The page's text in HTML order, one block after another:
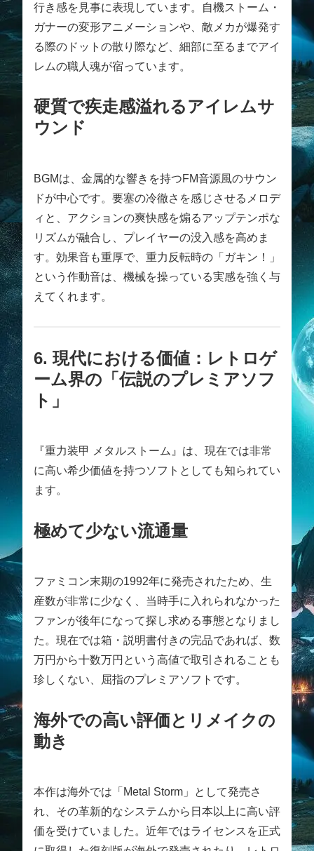
行き感を見事に表現しています。自機ストーム・
ガナーの変形アニメーションや、敵メカが爆発す
る際のドットの散り際など、細部に至るまでアイ
レムの職人魂が宿っています。
硬質で疾走感溢れるアイレムサ
ウンド
BGMは、金属的な響きを持つFM音源風のサウン
ドが中心です。要塞の冷徹さを感じさせるメロデ
ィと、アクションの爽快感を煽るアップテンポな
リズムが融合し、プレイヤーの没入感を高めま
す。効果音も重厚で、重力反転時の「ガキン！」
という作動音は、機械を操っている実感を強く与
えてくれます。
6. 現代における価値：レトロゲ
ーム界の「伝説のプレミアソフ
ト」
『重力装甲 メタルストーム』は、現在では非常
に高い希少価値を持つソフトとしても知られてい
ます。
極めて少ない流通量
ファミコン末期の1992年に発売されたため、生
産数が非常に少なく、当時手に入れられなかった
ファンが後年になって探し求める事態となりまし
た。現在では箱・説明書付きの完品であれば、数
万円から十数万円という高値で取引されることも
珍しくない、屈指のプレミアソフトです。
海外での高い評価とリメイクの
動き
本作は海外では「Metal Storm」として発売さ
れ、その革新的なシステムから日本以上に高い評
価を受けていました。近年ではライセンスを正式